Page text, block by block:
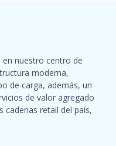
en nuestro centro de
moderna,
de carga, además, un
de valor agregado
cadenas retail del país,